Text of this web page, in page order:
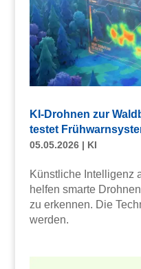
KI-Drohnen zur
testet
05.05.2026| KI
Künstliche Intelligenz
helfen smarte
zu erkennen. Die
werden.